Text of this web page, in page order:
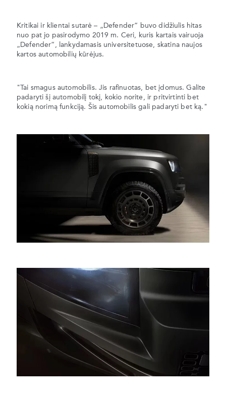
Kritikai ir klientai sutarė – „Defender“ buvo didžiulis hitas
nuo pat jo pasirodymo 2019 m. Ceri, kuris kartais vairuoja
„Defender“, lankydamasis universitetuose, skatina naujos
kartos automobilių kūrėjus.
"Tai smagus automobilis. Jis rafinuotas, bet įdomus. Galite
padaryti šį automobilį tokį, kokio norite, ir pritvirtinti bet
kokią norimą funkciją. Šis automobilis gali padaryti bet ką."